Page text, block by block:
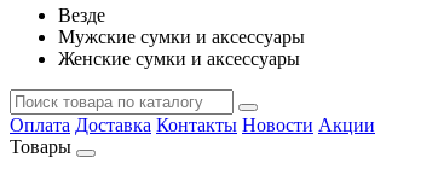
Везде
Мужские сумки и аксессуары
Женские сумки и аксессуары
Оплата Доставка Контакты Новости Акции
Товары